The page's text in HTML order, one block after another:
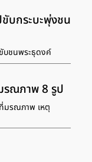
บกระบะพุ่งชน
บชนพระธุดงค์
รณภาพ 8 รูป
มรณภาพ เหตุ